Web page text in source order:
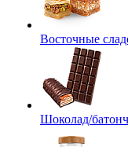
Восточные
Шоколад/